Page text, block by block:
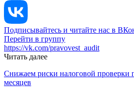
Подписывайтесь и читайте нас в
Перейти в группу
https://vk.com/pravovest_audit
Читать далее
Снижаем риски налоговой проверки
месяцев